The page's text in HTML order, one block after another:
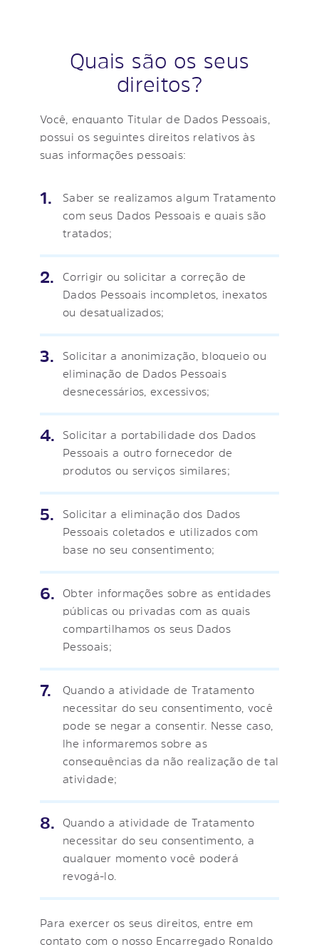
Quais são os seus
direitos?
Você, enquanto Titular de Dados Pessoais,
possui os seguintes direitos relativos às
suas informações pessoais:
Saber se realizamos algum Tratamento
com seus Dados Pessoais e quais são
tratados;
Corrigir ou solicitar a correção de
Dados Pessoais incompletos, inexatos
ou desatualizados;
Solicitar a anonimização, bloqueio ou
eliminação de Dados Pessoais
desnecessários, excessivos;
Solicitar a portabilidade dos Dados
Pessoais a outro fornecedor de
produtos ou serviços similares;
Solicitar a eliminação dos Dados
Pessoais coletados e utilizados com
base no seu consentimento;
Obter informações sobre as entidades
públicas ou privadas com as quais
compartilhamos os seus Dados
Pessoais;
Quando a atividade de Tratamento
necessitar do seu consentimento, você
pode se negar a consentir. Nesse caso,
lhe informaremos sobre as
consequências da não realização de tal
atividade;
Quando a atividade de Tratamento
necessitar do seu consentimento, a
qualquer momento você poderá
revogá-lo.
Para exercer os seus direitos, entre em
contato com o nosso Encarregado Ronaldo